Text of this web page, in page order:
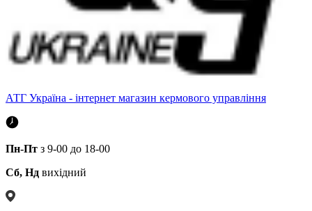
АТГ Україна - інтернет магазин кермового управління
Пн-Пт з 9-00 до 18-00
Сб, Нд вихідний